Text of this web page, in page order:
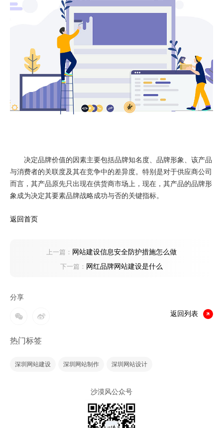
分享
返回列表
热门标签
深圳网站建设 深圳网站制作 深圳网站设计
沙漠风公众号
决定品牌价值的因素主要包括品牌知名度、品牌形象、该产品
与消费者的关联度及其在竞争中的差异度。特别是对于供应商公司
而言，其产品原先只出现在供货商市场上，现在，其产品的品牌形
象成为决定其要素品牌战略成功与否的关键指标。
返回首页
上一篇： 网站建设信息安全防护措施怎么做
下一篇： 网红品牌网站建设是什么